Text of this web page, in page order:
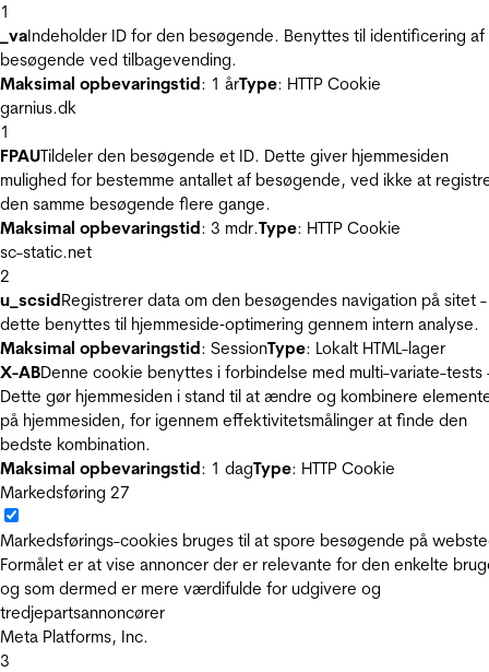
1
_vaIndeholder ID for den besøgende. Benyttes til identificering af
besøgende ved tilbagevending.
Maksimal opbevaringstid: 1 årType: HTTP Cookie
garnius.dk
1
FPAUTildeler den besøgende et ID. Dette giver hjemmesiden
mulighed for bestemme antallet af besøgende, ved ikke at
den samme besøgende flere gange.
Maksimal opbevaringstid: 3 mdr.Type: HTTP Cookie
sc-static.net
2
u_scsidRegistrerer data om den besøgendes navigation på sitet -
dette benyttes til hjemmeside‐optimering gennem intern analyse.
Maksimal opbevaringstid: SessionType: Lokalt HTML-lager
X-ABDenne cookie benyttes i forbindelse med multi-variate-tests
Dette gør hjemmesiden i stand til at ændre og kombinere
på hjemmesiden, for igennem effektivitetsmålinger at finde den
bedste kombination.
Maksimal opbevaringstid: 1 dagType: HTTP Cookie
Markedsføring 27
Markedsførings-cookies bruges til at spore besøgende på
Formålet er at vise annoncer der er relevante for den enkelte
og som dermed er mere værdifulde for udgivere og
tredjepartsannoncører
Meta Platforms, Inc.
3